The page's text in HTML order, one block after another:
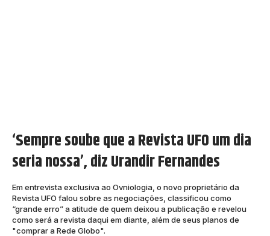
‘Sempre soube que a Revista UFO um dia
seria nossa’, diz Urandir Fernandes
Em entrevista exclusiva ao Ovniologia, o novo proprietário da
Revista UFO falou sobre as negociações, classificou como
“grande erro” a atitude de quem deixou a publicação e revelou
como será a revista daqui em diante, além de seus planos de
"comprar a Rede Globo".